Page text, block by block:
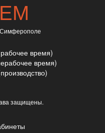
время)
время)
защищены.